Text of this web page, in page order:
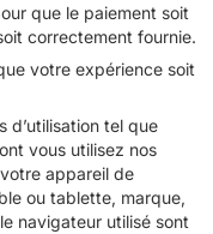
que le paiement soit
correctement fournie.
votre expérience soit
d’utilisation tel que
vous utilisez nos
appareil de
ou tablette, marque,
navigateur utilisé sont